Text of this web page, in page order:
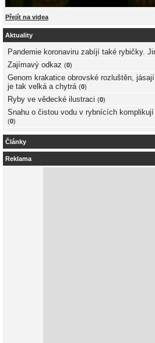
Přejít na videa
Aktuality
Pandemie koronaviru zabíjí také rybičky.
Zajímavý odkaz (0)
Genom krakatice obrovské rozluštěn,
je tak velká a chytrá (0)
Ryby ve vědecké ilustraci (0)
Snahu o čistou vodu v rybnících
(0)
Články
Reklama